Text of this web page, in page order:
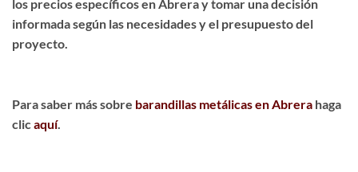
los precios específicos en Abrera y tomar una decisión
informada según las necesidades y el presupuesto del
proyecto.
Para saber más sobre barandillas metálicas en Abrera haga
clicaquí.